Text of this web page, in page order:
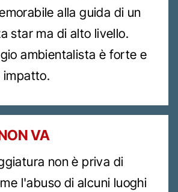
alla guida di un
star ma di alto livello.
ambientalista è forte e
impatto.
VA
non è priva di
l'abuso di alcuni luoghi